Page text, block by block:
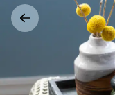
Jätä
sisältö
väliin